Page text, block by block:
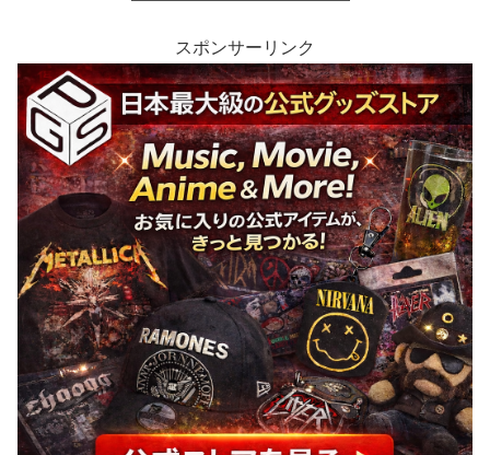
スポンサーリンク